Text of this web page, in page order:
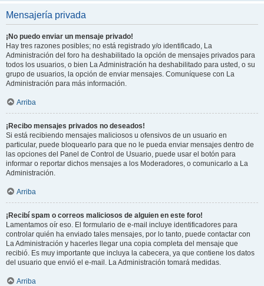
Mensajería privada
¡No puedo enviar un mensaje privado!
Hay tres razones posibles; no está registrado y/o identificado, La
Administración del foro ha deshabilitado la opción de mensajes privados para
todos los usuarios, o bien La Administración ha deshabilitado para usted, o su
grupo de usuarios, la opción de enviar mensajes. Comuníquese con La
Administración para más información.
Arriba
¡Recibo mensajes privados no deseados!
Si está recibiendo mensajes maliciosos u ofensivos de un usuario en
particular, puede bloquearlo para que no le pueda enviar mensajes dentro de
las opciones del Panel de Control de Usuario, puede usar el botón para
informar o reportar dichos mensajes a los Moderadores, o comunicarlo a La
Administración.
Arriba
¡Recibí spam o correos maliciosos de alguien en este foro!
Lamentamos oír eso. El formulario de e-mail incluye identificadores para
controlar quién ha enviado tales mensajes, por lo tanto, puede contactar con
La Administración y hacerles llegar una copia completa del mensaje que
recibió. Es muy importante que incluya la cabecera, ya que contiene los datos
del usuario que envió el e-mail. La Administración tomará medidas.
Arriba